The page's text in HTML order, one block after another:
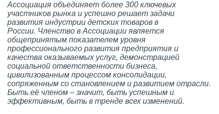
Ассоциация объединяет более 300 ключевых
участников рынка и успешно решает задачи
развития индустрии детских товаров в
России. Членство в Ассоциации является
общепринятым показателем уровня
профессионального развития предприятия и
качества оказываемых услуг, демонстрацией
социальной ответственности бизнеса,
цивилизованным процессом консолидации,
сопряженным со становлением и развитием отрасли.
Быть её членом – значит, быть успешным и
эффективным, быть в тренде всех изменений.